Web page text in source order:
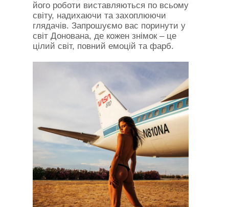
його роботи виставляються по всьому
світу, надихаючи та захоплюючи
глядачів. Запрошуємо вас поринути у
світ Донована, де кожен знімок – це
цілий світ, повний емоцій та фарб.